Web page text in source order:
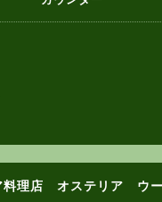
料理店 オステリア ウ